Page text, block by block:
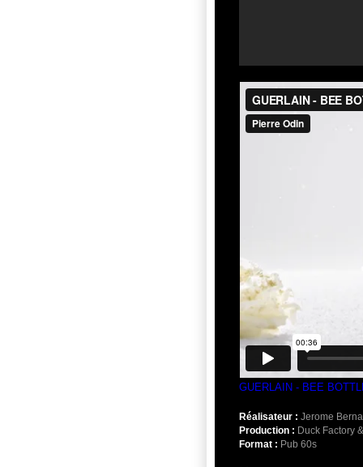
GUERLAIN - BEE
Réalisateur : Jerome
Production : Duck Factory
Format : Pub 60s